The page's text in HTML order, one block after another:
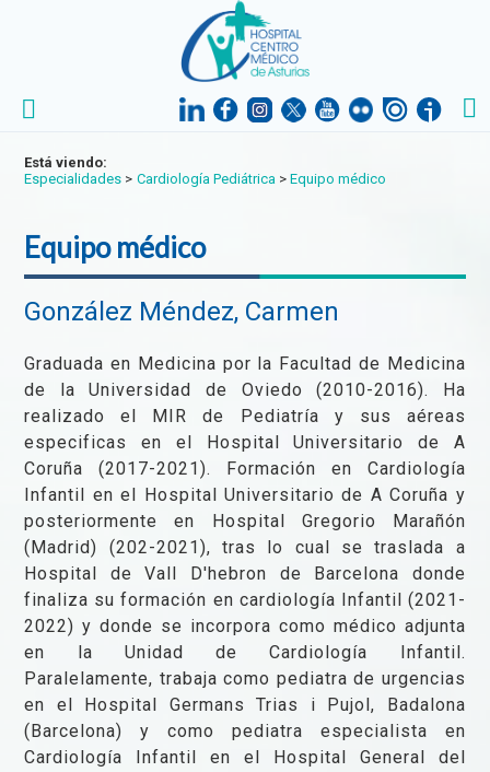
Está viendo:
Especialidades > Cardiología Pediátrica> Equipo médico
Equipo médico
González Méndez, Carmen
Graduada en Medicina por la Facultad de Medicina
de la Universidad de Oviedo (2010-2016). Ha
realizado el MIR de Pediatría y sus aéreas
especificas en el Hospital Universitario de A
Coruña (2017-2021). Formación en Cardiología
Infantil en el Hospital Universitario de A Coruña y
posteriormente en Hospital Gregorio Marañón
(Madrid) (202-2021), tras lo cual se traslada a
Hospital de Vall D'hebron de Barcelona donde
finaliza su formación en cardiología Infantil (2021-
2022) y donde se incorpora como médico adjunta
en la Unidad de Cardiología Infantil.
Paralelamente, trabaja como pediatra de urgencias
en el Hospital Germans Trias i Pujol, Badalona
(Barcelona) y como pediatra especialista en
Cardiología Infantil en el Hospital General del